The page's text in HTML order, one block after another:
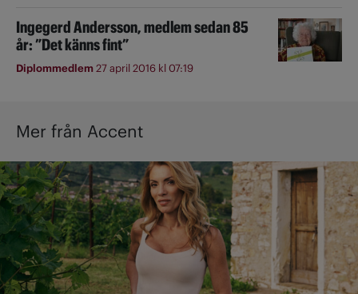
Ingegerd Andersson, medlem sedan 85
år: ”Det känns fint”
Diplommedlem27 april 2016 kl 07:19
Mer från Accent